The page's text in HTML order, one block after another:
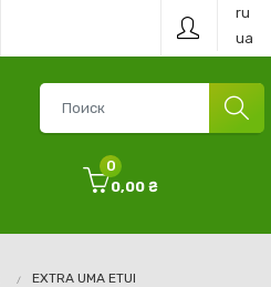
ru
ua
0
0,00 ₴
EXTRA UMA ETUI